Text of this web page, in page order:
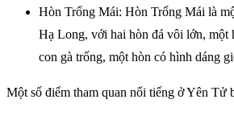
Hòn Trống Mái: Hòn Trống Mái là
Hạ Long, với hai hòn đá vôi lớn, một
con gà trống, một hòn có hình dáng
Một số điểm tham quan nổi tiếng ở Yên Tử